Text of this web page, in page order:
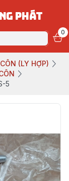
PHÁT
0
(LY HỢP)
5